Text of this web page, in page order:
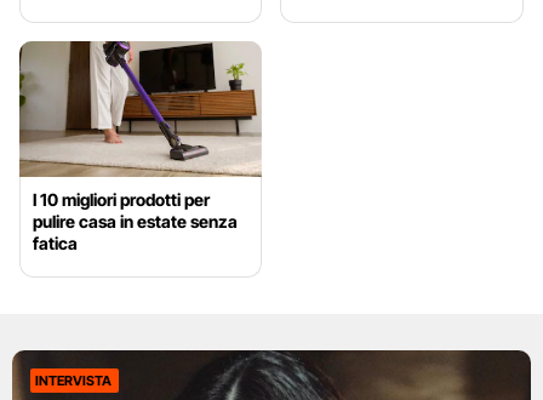
I 10 migliori prodotti per
pulire casa in estate senza
fatica
INTERVISTA